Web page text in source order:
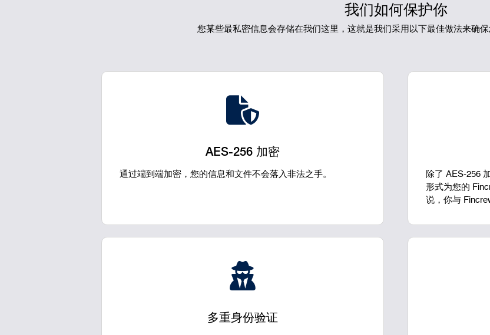
我们如何保护你
您某些最私密信息会存储在我们这里，这就是我们采用以下最佳做法来确保
AES-256 加密
通过端到端加密，您的信息和文件不会落入非法之手。
除了 AES-256
形式为您的
说，你与
多重身份验证